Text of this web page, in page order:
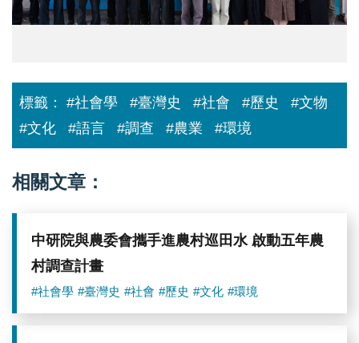
標籤： #社會學 #臺灣史 #社會 #歷史
#文物
#文化
#語言 #調查 #農業 #環境
相關文章：
中研院與農委會攜手進農村巡田水 啟動五年農
村調查計畫
#社會學 #臺灣史 #社會 #歷史 #文化 #環境